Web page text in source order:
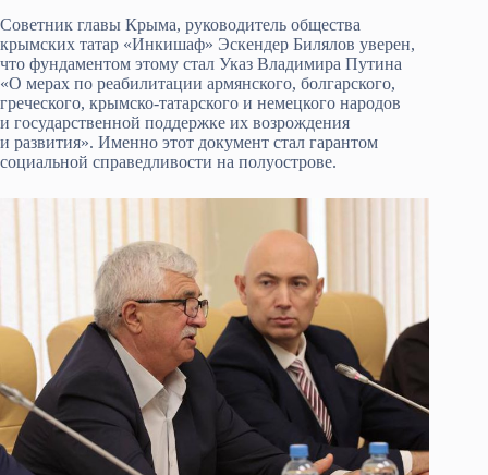
Советник главы Крыма, руководитель общества
крымских татар «Инкишаф» Эскендер Билялов уверен,
что фундаментом этому стал Указ Владимира Путина
«О мерах по реабилитации армянского, болгарского,
греческого, крымско-татарского и немецкого народов
и государственной поддержке их возрождения
и развития». Именно этот документ стал гарантом
социальной справедливости на полуострове.